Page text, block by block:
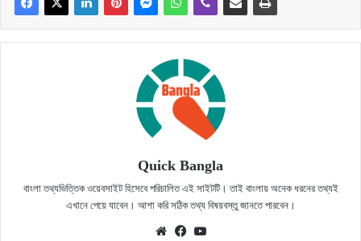
Quick Bangla
বাংলা তথ্যভিত্তিক ওয়েবসাইট হিসেবে পরিচালিত এই সাইটটি। তাই বাংলায় অনেক ধরনের তথ্যই
এখানে পেয়ে যাবেন। আশা করি সঠিক তথ্য বিষয়বস্তু জানতে পারবেন।
WebsiteFacebook